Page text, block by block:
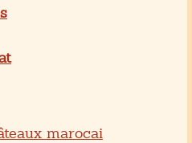
marocai